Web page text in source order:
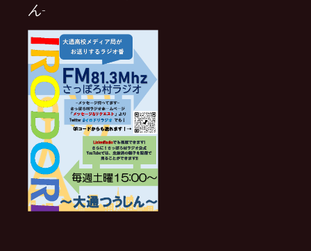
ん-